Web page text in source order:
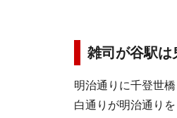
雑司が谷駅は
明治通りに千登世
白通りが明治通り